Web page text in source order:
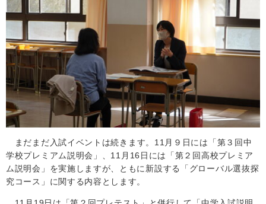
まだまだ入試イベントは続きます。 11 月９日には「第３回中
学校プレミアム説明会」、 11 月 16 日には「第２回高校プレミア
ム説明会」を実施しますが、ともに新設する「グローバル選抜探
究コース」に関する内容とします。